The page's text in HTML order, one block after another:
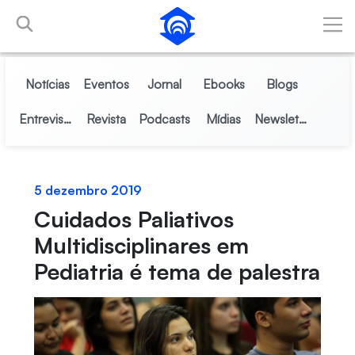
Pular para o Conteúdo principal
Notícias Eventos Jornal Ebooks Blogs
Entrevistas Revista Podcasts Mídias Newsletter
5 dezembro 2019
Cuidados Paliativos
Multidisciplinares em
Pediatria é tema de palestra